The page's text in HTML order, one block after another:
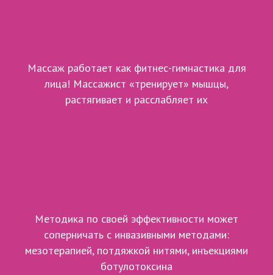
Массаж работает как фитнес-гимнастика для
лица! Массажист «тренирует» мышцы,
растягивает и расслабляет их
Методика по своей эффективности может
соперничать с инвазивными методами:
мезотерапией, потдяжкой нитями, инъекциями
ботулотоксина